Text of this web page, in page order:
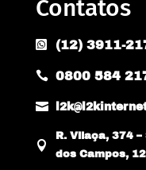
Contatos
 (12) 3911-
 0800 584


R. Vilaça, 374
dos Campos,